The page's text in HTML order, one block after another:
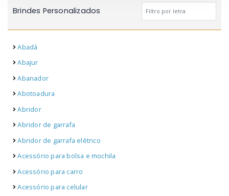
Brindes Personalizados
Abadá
Abajur
Abanador
Abotoadura
Abridor
Abridor de garrafa
Abridor de garrafa elétrico
Acessório para bolsa e mochila
Acessório para carro
Acessório para celular